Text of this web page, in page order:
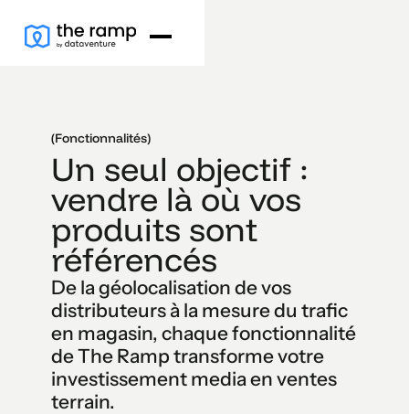
(Fonctionnalités)
Un seul objectif :
vendre là où vos
produits sont
référencés
De la géolocalisation de vos
distributeurs à la mesure du trafic
en magasin, chaque fonctionnalité
de The Ramp transforme votre
investissement media en ventes
terrain.